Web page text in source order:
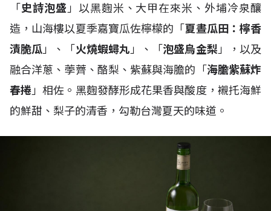
「史詩泡盛」以黑麴米、大甲在來米、外埔冷泉釀
造，山海樓以夏季嘉寶瓜佐檸檬的「夏晝瓜田：檸香
漬脆瓜」、「火燒蝦蟳丸」、「泡盛烏金梨」，以及
融合洋蔥、荸薺、酪梨、紫蘇與海膽的「海膽紫蘇炸
春捲」相佐。黑麴發酵形成花果香與酸度，襯托海鮮
的鮮甜、梨子的清香，勾勒台灣夏天的味道。